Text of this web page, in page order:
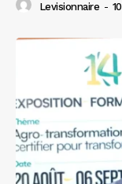
Levisionnaire -